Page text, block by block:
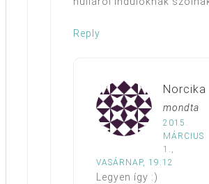
Reply
Norcika
mondta
2015.
MÁRCIUS
1.,
VASÁRNAP, 19:12
Legyen így :)